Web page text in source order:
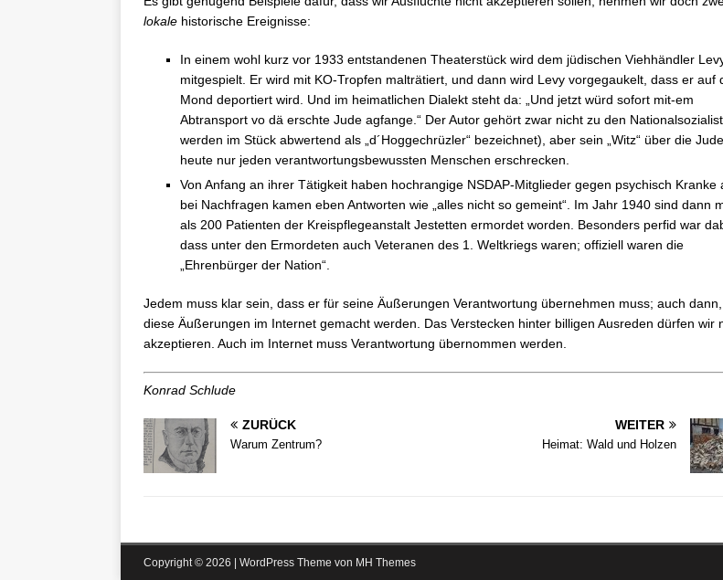
lokale historische Ereignisse:
In einem wohl kurz vor 1933 entstandenen Theaterstück wird dem jüdischen Viehhändler
mitgespielt. Er wird mit KO-Tropfen malträtiert, und dann wird Levy vorgegaukelt, dass er auf
Mond deportiert wird. Und im heimatlichen Dialekt steht da: „Und jetzt würd sofort mit-em
Abtransport vo dä erschte Jude agfange.“ Der Autor gehört zwar nicht zu den
werden im Stück abwertend als „d´Hoggechrüzler“ bezeichnet), aber sein „Witz“ über die
heute nur jeden verantwortungsbewussten Menschen erschrecken.
Von Anfang an ihrer Tätigkeit haben hochrangige NSDAP-Mitglieder gegen psychisch Kranke
bei Nachfragen kamen eben Antworten wie „alles nicht so gemeint“. Im Jahr 1940 sind dann
als 200 Patienten der Kreispflegeanstalt Jestetten ermordet worden. Besonders perfid war
dass unter den Ermordeten auch Veteranen des 1. Weltkriegs waren; offiziell waren die
„Ehrenbürger der Nation“.
Jedem muss klar sein, dass er für seine Äußerungen Verantwortung übernehmen muss; auch
diese Äußerungen im Internet gemacht werden. Das Verstecken hinter billigen Ausreden dürfen wir
akzeptieren. Auch im Internet muss Verantwortung übernommen werden.
Konrad Schlude
ZURÜCK
Warum Zentrum?
WEITER
Heimat: Wald und Holzen
Copyright © 2026 | WordPress Theme von MH Themes